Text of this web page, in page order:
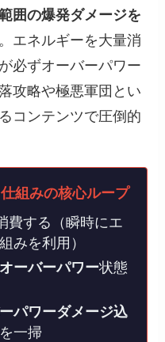
囲の爆発ダメージを
エネルギーを大量消
必ずオーバーパワー
攻略や極悪軍団とい
コンテンツで圧倒的
組みの核心ループ
費する（瞬時にエ
みを利用）
ーバーパワー状態
パワーダメージ込
一掃